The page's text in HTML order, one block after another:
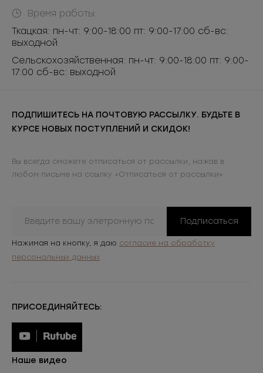
Время работы:
Ткацкая: пн-чт: 9:00-18:00 пт: 9:00-17:00 сб-вс:
выходной
Сельскохозяйственная: пн-чт: 9:00-18:00 пт: 9:00-
17:00 сб-вс: выходной
ПОДПИШИТЕСЬ НА ПОЧТОВУЮ РАССЫЛКУ. БУДЬТЕ В
КУРСЕ НОВЫХ ПОСТУПЛЕНИЙ И СКИДОК!
Вы всегда сможете отписаться от рассылки, нажав в
любом письме на ссылку «Отписаться от рассылки»
Подписаться
Нажимая на кнопку, я даю согласие на обработку
персональных данных
ПРИСОЕДИНЯЙТЕСЬ:
Наше видео